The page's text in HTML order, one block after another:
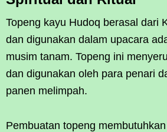
Topeng kayu Hudoq berasal dari
dan digunakan dalam upacara
musim tanam. Topeng ini
dan digunakan oleh para penari
panen melimpah.
Pembuatan topeng